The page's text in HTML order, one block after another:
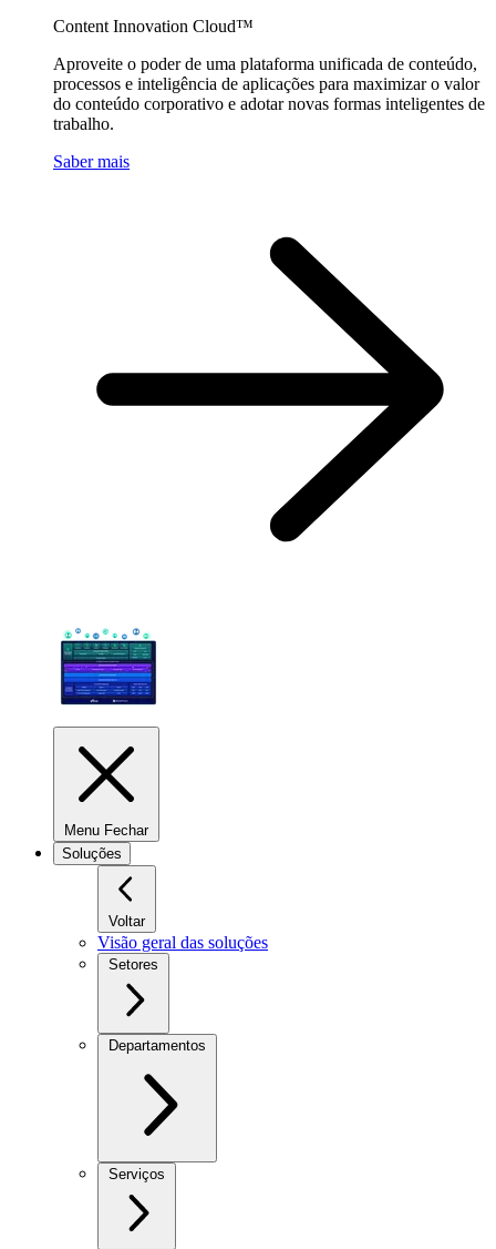
Content Innovation Cloud™
Aproveite o poder de uma plataforma unificada de conteúdo,
processos e inteligência de aplicações para maximizar o valor
do conteúdo corporativo e adotar novas formas inteligentes de
trabalho.
Saber mais
Menu Fechar
Soluções
Voltar
Visão geral das soluções
Setores
Departamentos
Serviços